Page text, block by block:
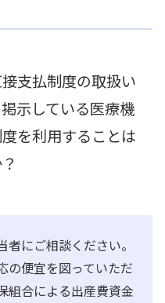
支払制度の取扱い
示している医療機
を利用することは
にご相談ください。
の便宜を図っていただ
組合による出産費資金